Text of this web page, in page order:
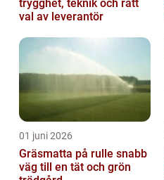
trygghet, teknik och rätt
val av leverantör
01 juni 2026
Gräsmatta på rulle snabb
väg till en tät och grön